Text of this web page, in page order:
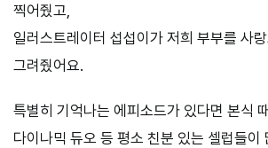
찍어줬고,
일러스트레이터 섭섭이가 저희 부부를 사
그려줬어요.
특별히 기억나는 에피소드가 있다면 본식
다이나믹 듀오 등 평소 친분 있는 셀럽들이